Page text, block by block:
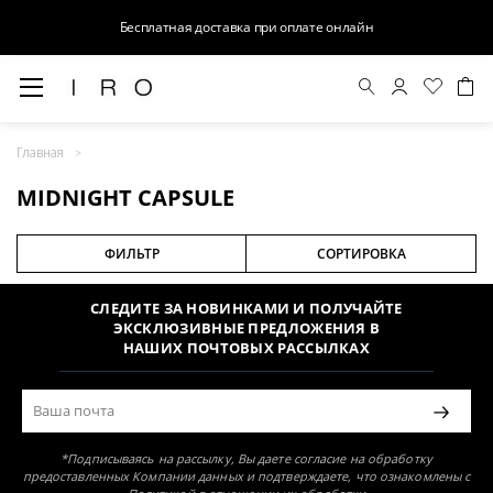
Бесплатная доставка при оплате онлайн
Главная
MIDNIGHT CAPSULE
ФИЛЬТР СОРТИРОВКА
Раздел не найден
СЛЕДИТЕ ЗА НОВИНКАМИ И ПОЛУЧАЙТЕ
ЭКСКЛЮЗИВНЫЕ ПРЕДЛОЖЕНИЯ В
НАШИХ ПОЧТОВЫХ РАССЫЛКАХ
*Подписываясь на рассылку, Вы даете согласие на обработку
предоставленных Компании данных и подтверждаете, что ознакомлены с